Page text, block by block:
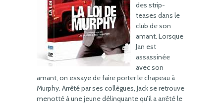
des strip-
teases dans le
club de son
amant. Lorsque
Jan est
assassinée
avec son
amant, on essaye de faire porter le chapeau à
Murphy. Arrêté par ses collègues, Jack se retrouve
menotté à une jeune délinquante qu’il a arrêté le